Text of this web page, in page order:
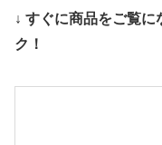
↓ すぐに商品をご覧
ク！